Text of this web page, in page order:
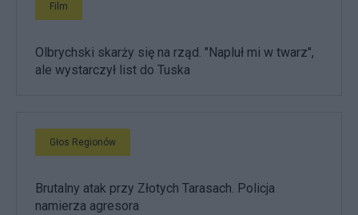
Film
Olbrychski skarży się na rząd. "Napluł mi w twarz",
ale wystarczył list do Tuska
Głos Regionów
Brutalny atak przy Złotych Tarasach. Policja
namierza agresora